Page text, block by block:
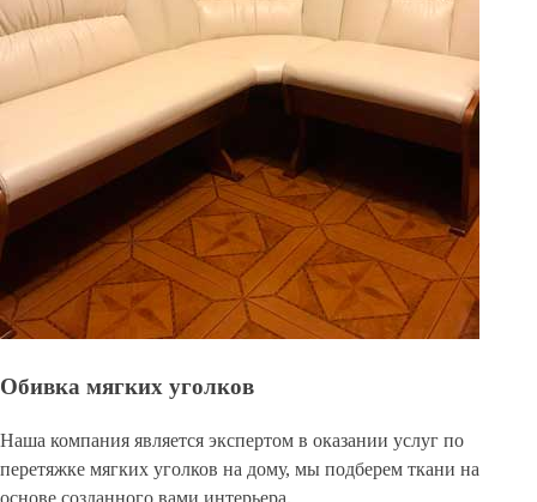
Обивка мягких уголков
Наша компания является экспертом в оказании услуг по
перетяжке мягких уголков на дому, мы подберем ткани на
основе созданного вами интерьера.